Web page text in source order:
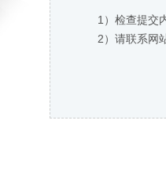
1）检查提交
2）请联系网